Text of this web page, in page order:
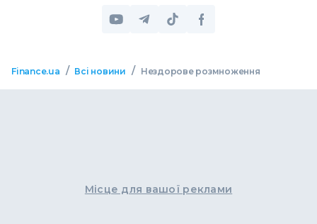
Finance.ua / Всі новини / Нездорове розмноження
Місце для вашої реклами